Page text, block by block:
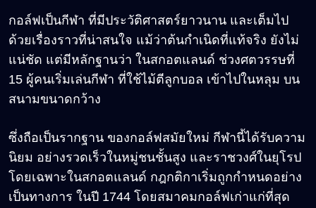
กอล์ฟเป็นกีฬา ที่มีประวัติศาสตร์ยาวนาน และเต็มไป
ด้วยเรื่องราวที่น่าสนใจ แม้ว่าต้นกำเนิดที่แท้จริง ยังไม่
แน่ชัด แต่มีหลักฐานว่า ในสกอตแลนด์ ช่วงศตวรรษที่
15 ผู้คนเริ่มเล่นกีฬา ที่ใช้ไม้ตีลูกบอล เข้าไปในหลุม บน
สนามขนาดกว้าง
ซึ่งถือเป็นรากฐาน ของกอล์ฟสมัยใหม่ กีฬานี้ได้รับความ
นิยม อย่างรวดเร็วในหมู่ชนชั้นสูง และราชวงศ์ในยุโรป
โดยเฉพาะในสกอตแลนด์ กฎกติกาเริ่มถูกกำหนดอย่าง
เป็นทางการ ในปี 1744 โดยสมาคมกอล์ฟเก่าแก่ที่สุด